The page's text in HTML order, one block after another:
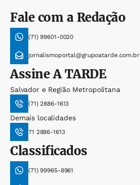
Fale com a Redação
(71) 99601-0020
jornalismoportal@grupoatarde.com.br
AssineA TARDE
Salvador e Região Metropolitana
(71) 2886-1613
Demais localidades
71 2886-1613
Classificados
(71) 99965-8961